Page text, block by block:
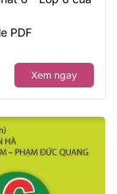
PDF
Xem ngay